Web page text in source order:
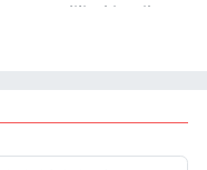
dijital içerik